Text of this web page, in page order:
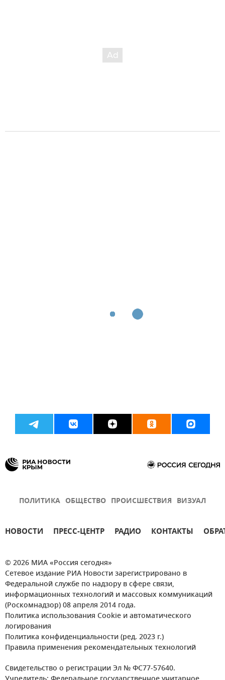
ПОЛИТИКА ОБЩЕСТВО ПРОИСШЕСТВИЯ ВИЗУАЛ
НОВОСТИ ПРЕСС-ЦЕНТР РАДИО КОНТАКТЫ
© 2026 МИА «Россия сегодня»
Сетевое издание РИА Новости зарегистрировано в
Федеральной службе по надзору в сфере связи,
информационных технологий и массовых коммуникаций
(Роскомнадзор) 08 апреля 2014 года.
Политика использования Cookie и автоматического
логирования
Политика конфиденциальности (ред. 2023 г.)
Правила применения рекомендательных технологий
Свидетельство о регистрации Эл № ФС77-57640.